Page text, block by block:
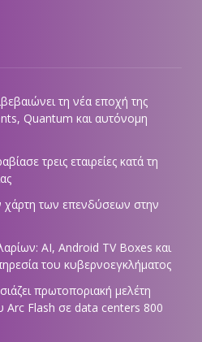
τη νέα εποχή της
Quantum και αυτόνομη
τρεις εταιρείες κατά τη
χάρτη των επενδύσεων στην
AI, Android TV Boxes και
του κυβερνοεγκλήματος
πρωτοποριακή μελέτη
Arc Flash σε data centers 800